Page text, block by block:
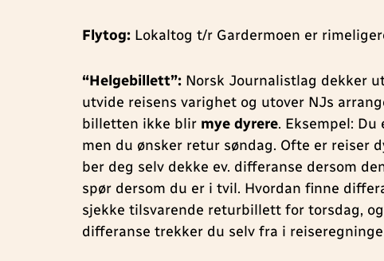
Flytog: Lokaltog t/r Gardermoen er
“Helgebillett”: Norsk Journalistlag dekker
utvide reisens varighet og utover NJs
billetten ikke blir mye dyrere. Eksempel:
men du ønsker retur søndag. Ofte er reiser
ber deg selv dekke ev. differanse dersom
spør dersom du er i tvil. Hvordan finne
sjekke tilsvarende returbillett for torsdag,
differanse trekker du selv fra i